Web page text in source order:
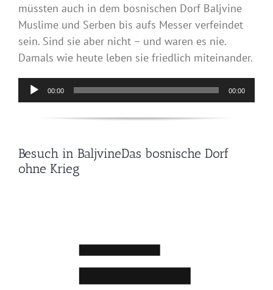
müssten auch in dem bosnischen Dorf Baljvine
Muslime und Serben bis aufs Messer verfeindet
sein. Sind sie aber nicht – und waren es nie.
Damals wie heute leben sie friedlich miteinander.
Audio-
Player
00:00 00:00
Besuch in BaljvineDas bosnische Dorf
ohne Krieg